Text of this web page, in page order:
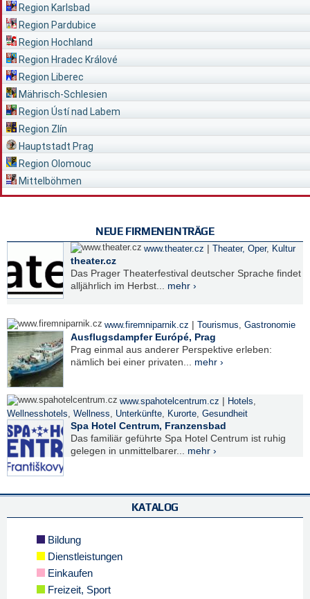
Region Karlsbad
Region Pardubice
Region Hochland
Region Hradec Králové
Region Liberec
Mährisch-Schlesien
Region Ústí nad Labem
Region Zlín
Hauptstadt Prag
Region Olomouc
Mittelböhmen
NEUE FIRMENEINTRÄGE
www.theater.cz | Theater, Oper, Kultur
theater.cz
Das Prager Theaterfestival deutscher Sprache findet
alljährlich im Herbst... mehr ›
www.firemniparnik.cz | Tourismus, Gastronomie
Ausflugsdampfer Európé, Prag
Prag einmal aus anderer Perspektive erleben:
nämlich bei einer privaten... mehr ›
www.spahotelcentrum.cz | Hotels,
Wellnesshotels, Wellness, Unterkünfte, Kurorte, Gesundheit
Spa Hotel Centrum, Franzensbad
Das familiär geführte Spa Hotel Centrum ist ruhig
gelegen in unmittelbarer... mehr ›
KATALOG
Bildung
Dienstleistungen
Einkaufen
Freizeit, Sport